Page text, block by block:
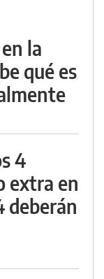
la
qué es
4
extra en
deberán